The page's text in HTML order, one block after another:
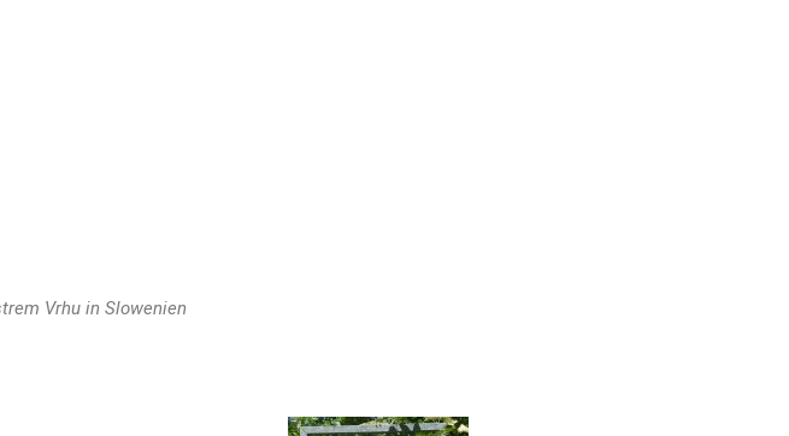
Vrhu in Slowenien